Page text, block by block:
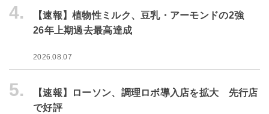
4.
【速報】植物性ミルク、豆乳・アーモンドの2強
26年上期過去最高達成
2026.08.07
5.
【速報】ローソン、調理ロボ導入店を拡大 先行店
で好評